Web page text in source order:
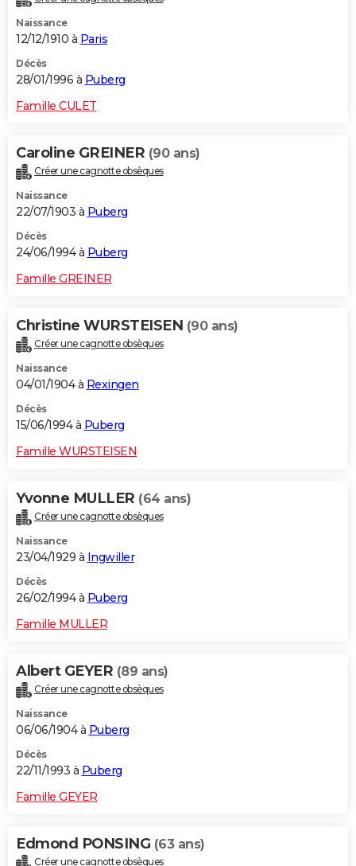
Naissance
12/12/1910 à Paris
Décès
28/01/1996 à Puberg
Famille CULET
Caroline GREINER (90 ans)
Créer une cagnotte obsèques
Naissance
22/07/1903 à Puberg
Décès
24/06/1994 à Puberg
Famille GREINER
Christine WURSTEISEN (90 ans)
Créer une cagnotte obsèques
Naissance
04/01/1904 à Rexingen
Décès
15/06/1994 à Puberg
Famille WURSTEISEN
Yvonne MULLER (64 ans)
Créer une cagnotte obsèques
Naissance
23/04/1929 à Ingwiller
Décès
26/02/1994 à Puberg
Famille MULLER
Albert GEYER (89 ans)
Créer une cagnotte obsèques
Naissance
06/06/1904 à Puberg
Décès
22/11/1993 à Puberg
Famille GEYER
Edmond PONSING (63 ans)
Créer une cagnotte obsèques